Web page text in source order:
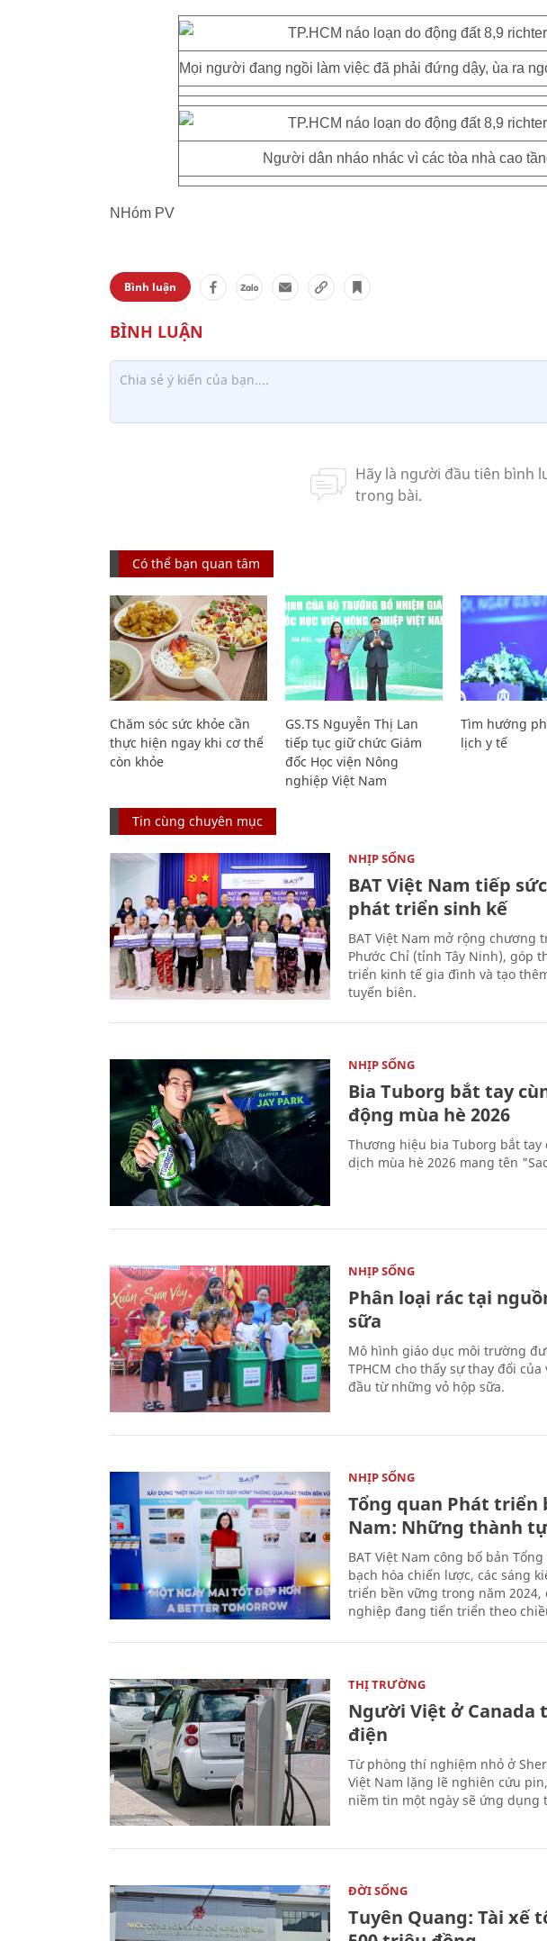
Mọi người đang ngồi làm việc đã phải đứng dậy, ùa ra
Người dân nháo nhác vì các tòa nhà cao
NHóm PV
Bình luận
Có thể bạn quan tâm
Chăm sóc sức khỏe cần
thực hiện ngay khi cơ thể
còn khỏe
GS.TS Nguyễn Thị Lan
tiếp tục giữ chức Giám
đốc Học viện Nông
nghiệp Việt Nam
Tìm hướng
lịch y tế
Tin cùng chuyên mục
NHỊP SỐNG
BAT Việt Nam tiếp
phát triển sinh kế
BAT Việt Nam mở rộng chương
Phước Chỉ (tỉnh Tây Ninh), góp
triển kinh tế gia đình và tạo
tuyến biên.
NHỊP SỐNG
Bia Tuborg bắt tay
động mùa hè 2026
Thương hiệu bia Tuborg bắt tay
dịch mùa hè 2026 mang tên
NHỊP SỐNG
Phân loại rác tại
sữa
Mô hình giáo dục môi trường
TPHCM cho thấy sự thay đổi
đầu từ những vỏ hộp sữa.
NHỊP SỐNG
Tổng quan Phát triển
Nam: Những thành
BAT Việt Nam công bố bản
bạch hóa chiến lược, các sáng
triển bền vững trong năm
nghiệp đang tiến triển theo
THỊ TRƯỜNG
Người Việt ở Canada
điện
Từ phòng thí nghiệm nhỏ ở
Việt Nam lặng lẽ nghiên cứu
niềm tin một ngày sẽ ứng dụng
ĐỜI SỐNG
Tuyên Quang: Tài xế